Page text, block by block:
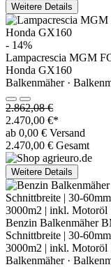
Weitere Details
- 14%
Lampacrescia MGM
Honda GX160
Balkenmäher ·
2.862,08 €
2.470,00 €*
ab 0,00 € Versand
2.470,00 € Gesamt
Weitere Details
Benzin Balkenmäher
Schnittbreite | 30-
3000m2 | inkl. Motoröl
Balkenmäher ·